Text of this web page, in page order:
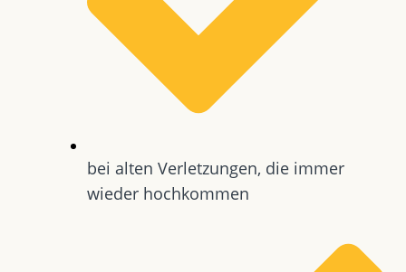
bei alten Verletzungen, die immer
wieder hochkommen